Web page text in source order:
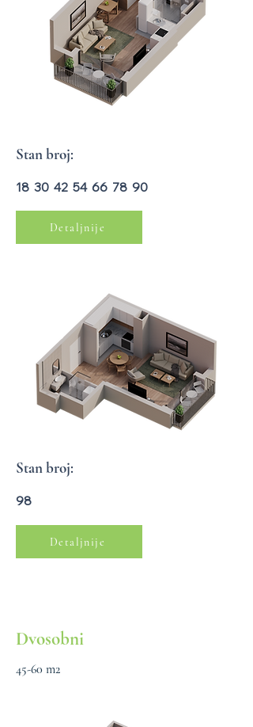
Stan broj:
18 30 42 54 66 78 90
Detaljnije
Stan broj:
98
Detaljnije
Dvosobni
45-60 m2